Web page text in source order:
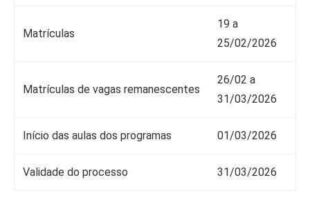
Matrículas
19 a
25/02/2026
Matrículas de vagas remanescentes
26/02 a
31/03/2026
Início das aulas dos programas 01/03/2026
Validade do processo 31/03/2026